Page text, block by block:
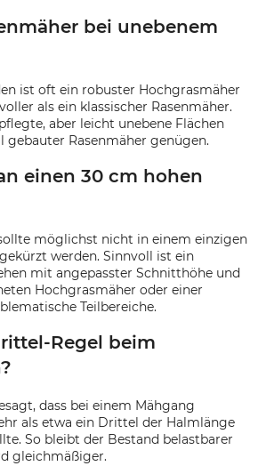
bei unebenem
ist oft ein robuster Hochgrasmäher
als ein klassischer Rasenmäher.
aber leicht unebene Flächen
gebauter Rasenmäher genügen.
einen 30 cm hohen
möglichst nicht in einem einzigen
werden. Sinnvoll ist ein
mit angepasster Schnitthöhe und
Hochgrasmäher oder einer
Teilbereiche.
Regel beim
dass bei einem Mähgang
als etwa ein Drittel der Halmlänge
So bleibt der Bestand belastbarer
gleichmäßiger.